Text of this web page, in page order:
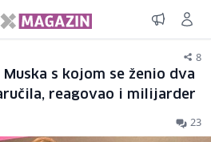
8
Muska s kojom se ženio dva
reagovao i milijarder
23